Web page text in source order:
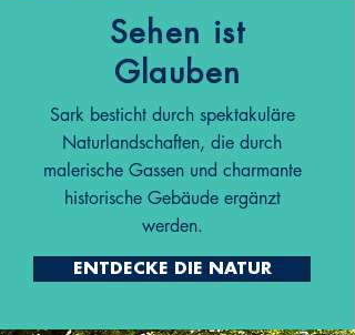
Sehen ist
Glauben
Sark besticht durch spektakuläre
Naturlandschaften, die durch
malerische Gassen und charmante
historische Gebäude ergänzt
werden.
ENTDECKE DIE NATUR